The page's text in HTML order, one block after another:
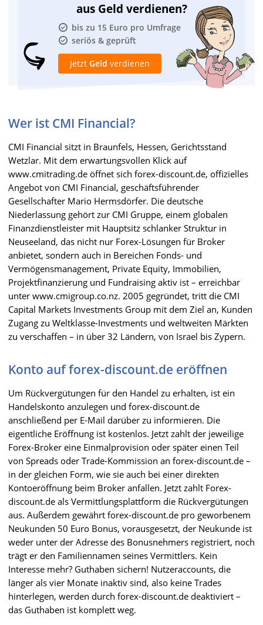
aus Geld verdienen?
bis zu 15 Euro pro Umfrage
seriös & geprüft
Jetzt Geld verdienen
Wer ist CMI Financial?
CMI Financial sitzt in Braunfels, Hessen, Gerichtsstand
Wetzlar. Mit dem erwartungsvollen Klick auf
www.cmitrading.de öffnet sich forex-discount.de, offizielles
Angebot von CMI Financial, geschäftsführender
Gesellschafter Mario Hermsdörfer. Die deutsche
Niederlassung gehört zur CMI Gruppe, einem globalen
Finanzdienstleister mit Hauptsitz schlanker Struktur in
Neuseeland, das nicht nur Forex-Lösungen für Broker
anbietet, sondern auch in Bereichen Fonds- und
Vermögensmanagement, Private Equity, Immobilien,
Projektfinanzierung und Fundraising aktiv ist – erreichbar
unter www.cmigroup.co.nz. 2005 gegründet, tritt die CMI
Capital Markets Investments Group mit dem Ziel an, Kunden
Zugang zu Weltklasse-Investments und weltweiten Märkten
zu verschaffen – in über 32 Ländern, von Israel bis Zypern.
Konto auf forex-discount.de eröffnen
Um Rückvergütungen für den Handel zu erhalten, ist ein
Handelskonto anzulegen und forex-discount.de
anschließend per E-Mail darüber zu informieren. Die
eigentliche Eröffnung ist kostenlos. Jetzt zahlt der jeweilige
Forex-Broker eine Einmalprovision oder später einen Teil
von Spreads oder Trade-Kommission an forex-discount.de –
in der gleichen Form, wie sie auch bei einer direkten
Kontoeröffnung beim Broker anfallen. Jetzt zahlt Forex-
discount.de als Vermittlungsplattform die Rückvergütungen
aus. Außerdem gewährt forex-discount.de pro geworbenem
Neukunden 50 Euro Bonus, vorausgesetzt, der Neukunde ist
weder unter der Adresse des Bonusnehmers registriert, noch
trägt er den Familiennamen seines Vermittlers. Kein
Interesse mehr? Guthaben sichern! Nutzeraccounts, die
länger als vier Monate inaktiv sind, also keine Trades
hinterlegen, werden durch forex-discount.de deaktiviert –
das Guthaben ist komplett weg.